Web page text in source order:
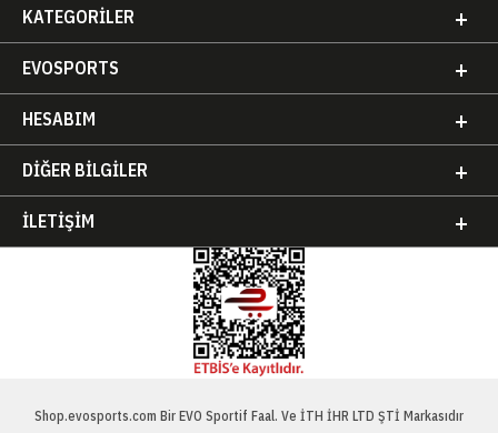
KATEGORILER
EVOSPORTS
HESABIM
DIĞER BILGILER
İLETIŞIM
Shop.evosports.com Bir EVO Sportif Faal. Ve İTH İHR LTD ŞTİ Markasıdır